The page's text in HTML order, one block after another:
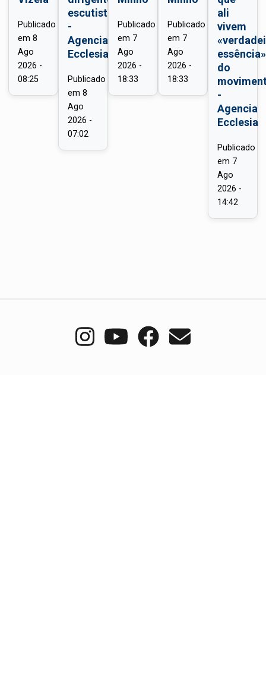
Publicado
em 8
Ago
2026 -
08:25
escutista
-
Agencia
Ecclesia
Publicado
em 8
Ago
2026 -
07:02
Publicado
em 7
Ago
2026 -
18:33
Publicado
em 7
Ago
2026 -
18:33
ali
vivem
essência»
do
-
Agencia
Ecclesia
Publicado
em 7
Ago
2026 -
14:42